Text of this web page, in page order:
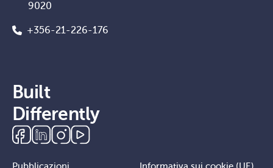
9020
+356-21-226-176
Built
Differently